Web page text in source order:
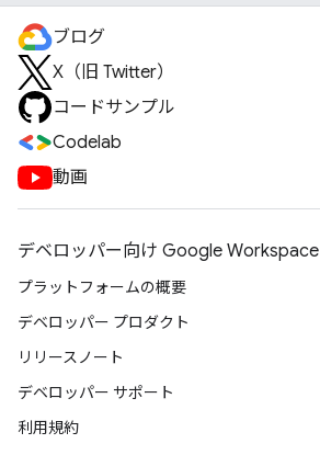
ブログ
X（旧 Twitter）
コードサンプル
Codelab
動画
デベロッパー向け Google Workspace
プラットフォームの概要
デベロッパー プロダクト
リリースノート
デベロッパー サポート
利用規約